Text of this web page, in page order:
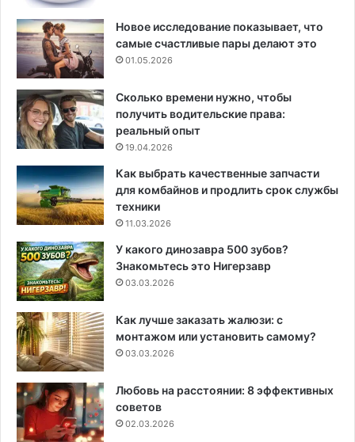
Новое исследование показывает, что
самые счастливые пары делают это
01.05.2026
Сколько времени нужно, чтобы
получить водительские права:
реальный опыт
19.04.2026
Как выбрать качественные запчасти
для комбайнов и продлить срок службы
техники
11.03.2026
У какого динозавра 500 зубов?
Знакомьтесь это Нигерзавр
03.03.2026
Как лучше заказать жалюзи: с
монтажом или установить самому?
03.03.2026
Любовь на расстоянии: 8 эффективных
советов
02.03.2026